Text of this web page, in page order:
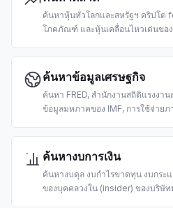
ค้นหาหุ้นทั่วโลกและสหรัฐฯ คริปโต
โภคภัณฑ์ และหุ้นเคลื่อนไหวเด่นขอ
ค้นหาข้อมูลเศรษฐกิจ
ค้นหา FRED, สำนักงานสถิติแรงงา
ข้อมูลมหภาคของ IMF, การใช้จ่ายภ
ด้วย AI
ค้นหางบการเงิน
ค้นหางบดุล งบกำไรขาดทุน งบกระแ
ของบุคคลวงใน (insider) ของบริษั